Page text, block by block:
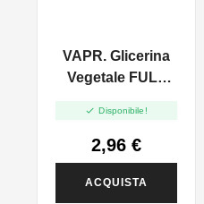
VAPR. Glicerina
Vegetale FULL
120ml
 Disponibile!
2,96 €
ACQUISTA